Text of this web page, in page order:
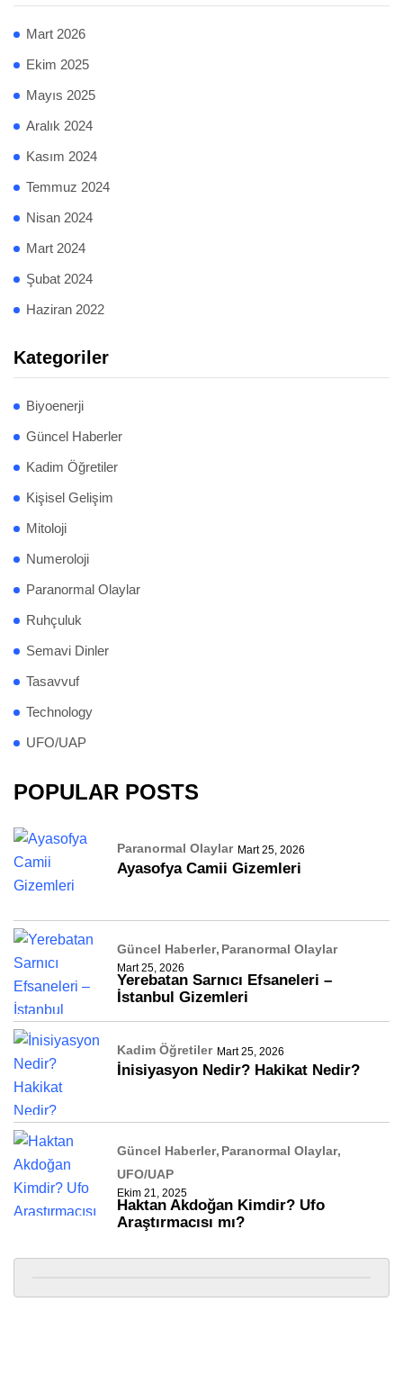
Mart 2026
Ekim 2025
Mayıs 2025
Aralık 2024
Kasım 2024
Temmuz 2024
Nisan 2024
Mart 2024
Şubat 2024
Haziran 2022
Kategoriler
Biyoenerji
Güncel Haberler
Kadim Öğretiler
Kişisel Gelişim
Mitoloji
Numeroloji
Paranormal Olaylar
Ruhçuluk
Semavi Dinler
Tasavvuf
Technology
UFO/UAP
POPULAR POSTS
Paranormal Olaylar Mart 25, 2026
Ayasofya Camii Gizemleri
Güncel Haberler Paranormal Olaylar
Mart 25, 2026
Yerebatan Sarnıcı Efsaneleri –
İstanbul Gizemleri
Kadim Öğretiler Mart 25, 2026
İnisiyasyon Nedir? Hakikat Nedir?
Güncel Haberler Paranormal Olaylar
UFO/UAP
Ekim 21, 2025
Haktan Akdoğan Kimdir? Ufo
Araştırmacısı mı?